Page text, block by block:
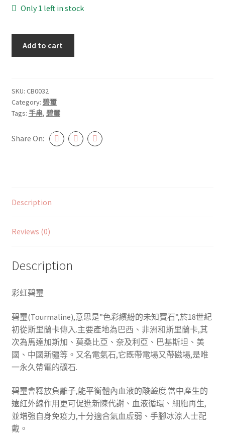
Only 1 left in stock
Tourmaline
Bracelet
8.5mm+
quantity
Add to cart
SKU: CB0032
Category: 碧璽
Tags: 手串, 碧璽
Share On:
Description
Reviews (0)
Description
彩虹碧璽
碧璽(Tourmaline),意思是”色彩繽紛的未知寶石”,於18世紀
初從斯里蘭卡傳入.主要產地為巴西、非洲和斯里蘭卡,其
次為馬達加斯加、莫桑比亞、奈及利亞、巴基斯坦、美
國、中國新疆等。又名電氣石,它既帶電場又帶磁場,是唯
一永久帶電的礦石.
碧璽會釋放負離子,能平衡體內血液的酸鹼度.當中產生的
遠紅外線作用更可促進新陳代謝、血液循環、細胞再生,
並增強自身免疫力,十分適合氣血虛弱、手腳冰涼人士配
戴。